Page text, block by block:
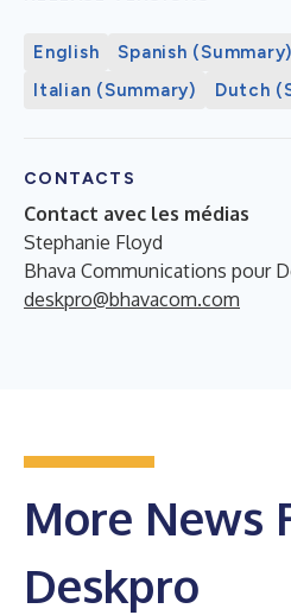
English Spanish (Summary)
Italian (Summary)
Dutch
CONTACTS
Contact avec les médias
Stephanie Floyd
Bhava Communications pour
deskpro@bhavacom.com
More News
Deskpro